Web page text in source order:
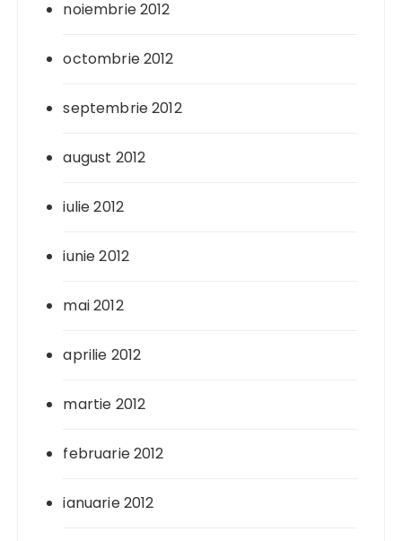
noiembrie 2012
octombrie 2012
septembrie 2012
august 2012
iulie 2012
iunie 2012
mai 2012
aprilie 2012
martie 2012
februarie 2012
ianuarie 2012